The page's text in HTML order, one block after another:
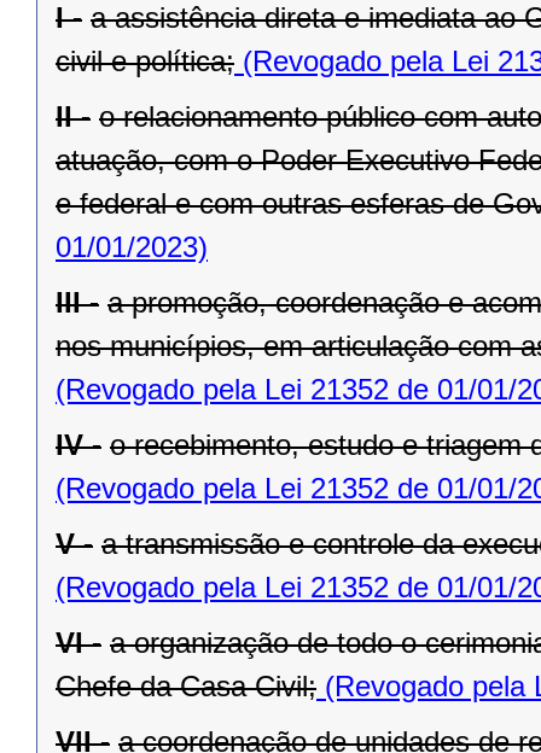
I - a assistência direta e imediata ao
civil e política; (Revogado pela Lei
II - o relacionamento público com
atuação, com o Poder Executivo
e federal e com outras esferas de
01/01/2023)
III - a promoção, coordenação e
nos municípios, em articulação com
(Revogado pela Lei 21352 de 01/01/
IV - o recebimento, estudo e triagem
(Revogado pela Lei 21352 de 01/01/
V - a transmissão e controle da
(Revogado pela Lei 21352 de 01/01/
VI - a organização de todo o
Chefe da Casa Civil; (Revogado pela
VII - a coordenação de unidades de